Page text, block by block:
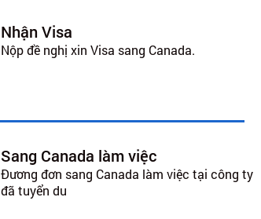
Nhận Visa
Nộp đề nghị xin Visa sang Canada.
Sang Canada làm việc
Đương đơn sang Canada làm việc tại công ty
đã tuyển du